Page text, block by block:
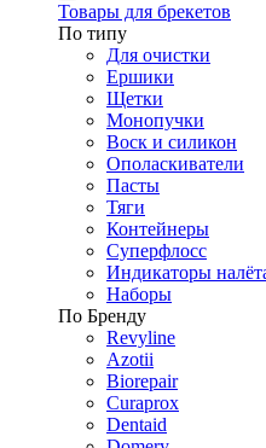
Товары для брекетов
По типу
Для очистки
Ершики
Щетки
Монопучки
Воск и силикон
Ополаскиватели
Пасты
Тяги
Контейнеры
Суперфлосс
Индикаторы
Наборы
По Бренду
Revyline
Azotii
Biorepair
Curaprox
Dentaid